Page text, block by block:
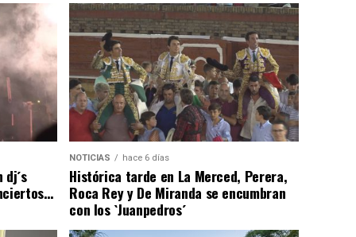
NOTICIAS hace 6 días
Histórica tarde en La Merced, Perera,
Roca Rey y De Miranda se encumbran
con los `Juanpedros´